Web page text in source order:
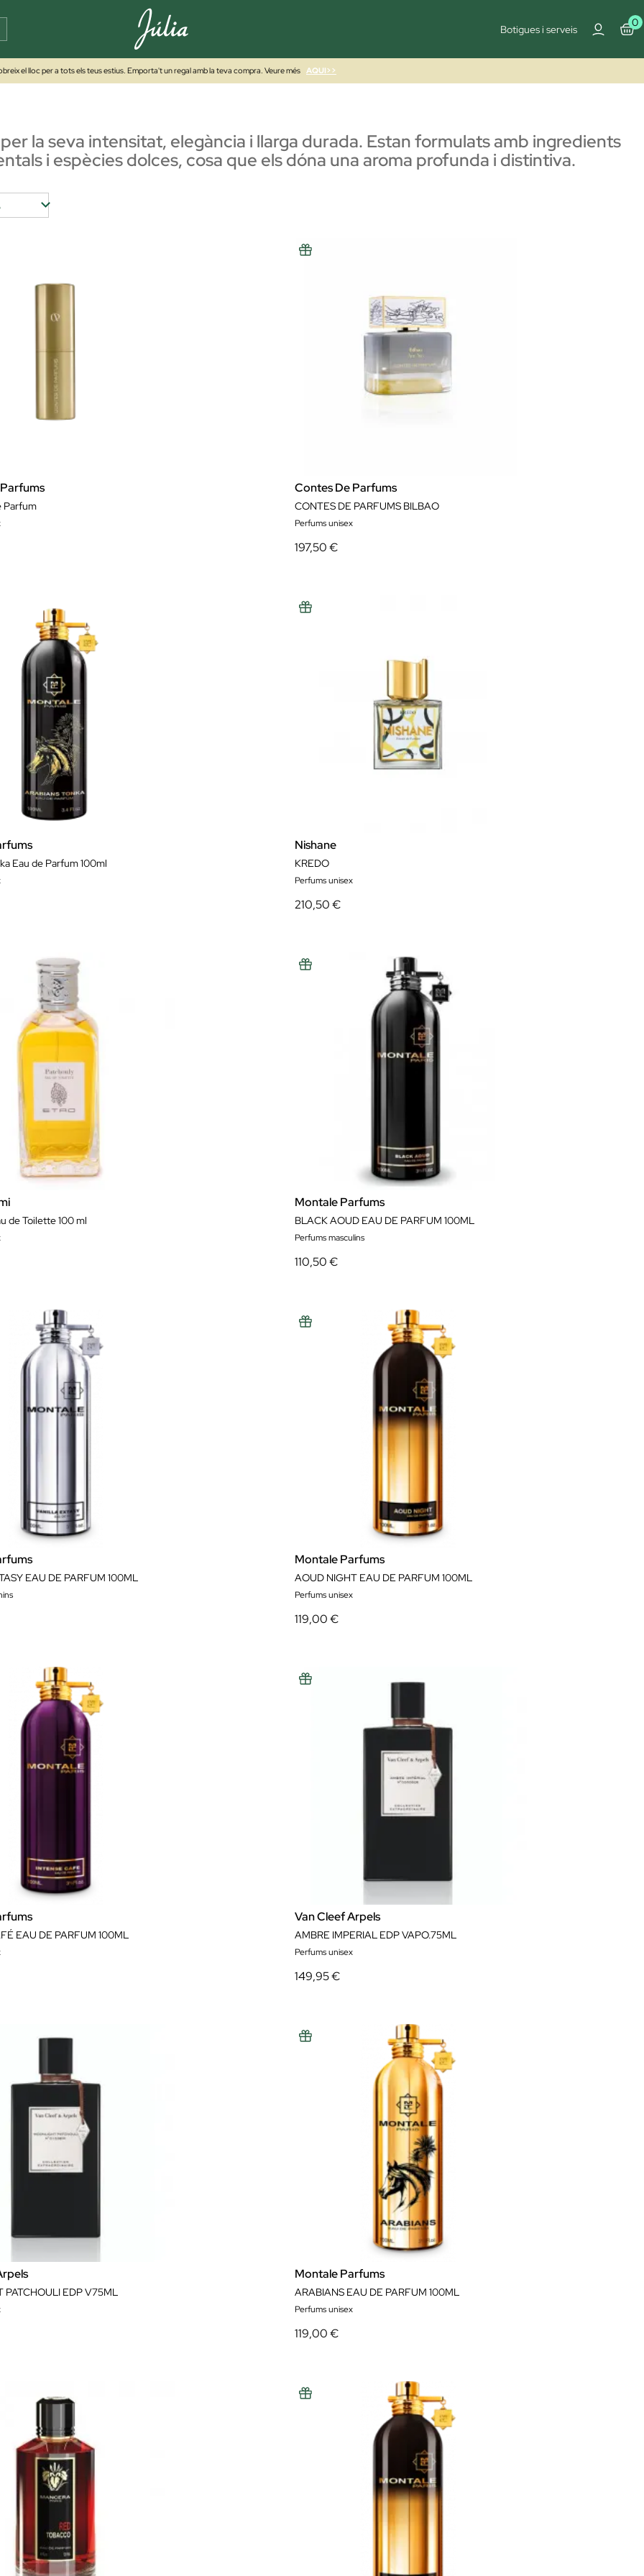
Botigues i serveis
0
el lloc per a tots els teus estius. Emporta't un regal amb la teva compra. Veure més AQUI>>
la seva intensitat, elegància i llarga durada. Estan formulats amb ingredients
i espècies dolces, cosa que els dóna una aroma profunda i distintiva.
Parfum
Contes De Parfums
CONTES DE PARFUMS BILBAO
Perfums unisex
197,50 €
Eau de Parfum 100ml
Nishane
KREDO
Perfums unisex
210,50 €
de Toilette 100 ml
Montale Parfums
BLACK AOUD EAU DE PARFUM 100ML
Perfums masculins
110,50 €
EAU DE PARFUM 100ML
Montale Parfums
AOUD NIGHT EAU DE PARFUM 100ML
Perfums unisex
119,00 €
EAU DE PARFUM 100ML
Van Cleef Arpels
AMBRE IMPERIAL EDP VAPO.75ML
Perfums unisex
149,95 €
PATCHOULI EDP V75ML
Montale Parfums
ARABIANS EAU DE PARFUM 100ML
Perfums unisex
119,00 €